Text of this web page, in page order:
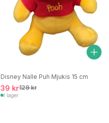
Disney Nalle Puh Mjukis 15 cm
39 kr129 kr
I lager